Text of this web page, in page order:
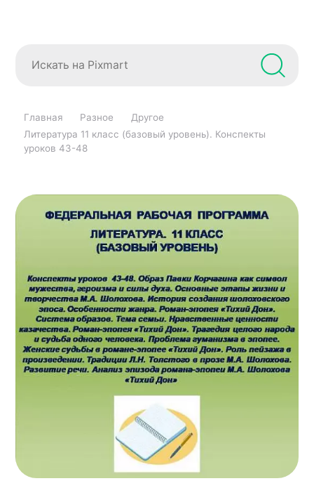
Главная Разное
Другое
Литература 11 класс (базовый уровень). Конспекты
уроков 43-48